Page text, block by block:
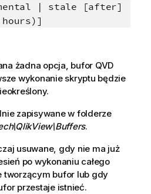
| stale [after]
żadna opcja, bufor QVD
wykonanie skryptu będzie
zapisywane w folderze
.
usuwane, gdy nie ma już
po wykonaniu całego
tworzącym bufor lub gdy
przestaje istnieć.